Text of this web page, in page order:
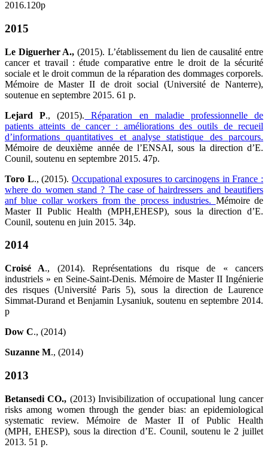
2016.120p
2015
Le Diguerher A., (2015). L’établissement du lien de causalité entre
cancer et travail : étude comparative entre le droit de la sécurité
sociale et le droit commun de la réparation des dommages corporels.
Mémoire de Master II de droit social (Université de Nanterre),
soutenue en septembre 2015. 61 p.
Lejard P., (2015). Réparation en maladie professionnelle de
patients atteints de cancer : améliorations des outils de recueil
d’informations quantitatives et analyse statistique des parcours.
Mémoire de deuxième année de l’ENSAI, sous la direction d’E.
Counil, soutenu en septembre 2015. 47p.
Toro L., (2015). Occupational exposures to carcinogens in France :
where do women stand ? The case of hairdressers and beautifiers
anf blue collar workers from the process industries. Mémoire de
Master II Public Health (MPH,EHESP), sous la direction d’E.
Counil, soutenu en juin 2015. 34p.
2014
Croisé A., (2014). Représentations du risque de « cancers
industriels » en Seine-Saint-Denis. Mémoire de Master II Ingénierie
des risques (Université Paris 5), sous la direction de Laurence
Simmat-Durand et Benjamin Lysaniuk, soutenu en septembre 2014.
p
Dow C., (2014)
Suzanne M., (2014)
2013
Betansedi CO., (2013) Invisibilization of occupational lung cancer
risks among women through the gender bias: an epidemiological
systematic review. Mémoire de Master II of Public Health
(MPH, EHESP), sous la direction d’E. Counil, soutenu le 2 juillet
2013. 51 p.